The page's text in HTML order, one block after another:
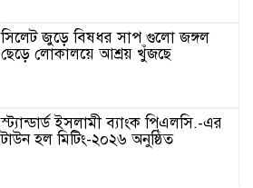
সিলেট জুড়ে বিষধর সাপ গুলো জঙ্গল
ছেড়ে লোকালয়ে আশ্রয় খুঁজছে
স্ট্যান্ডার্ড ইসলামী ব্যাংক পিএলসি.-এর
টাউন হল মিটিং-২০২৬ অনুষ্ঠিত